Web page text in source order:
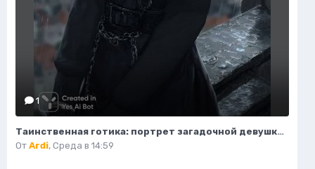
1
Таинственная готика: портрет загадочной девушки на крыше. Изображение из нейросети Midjourney
От Ardi, Среда в 14:59